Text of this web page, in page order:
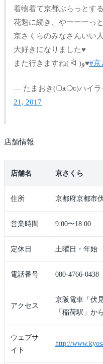
着物着て京都ぶらっとす
花魁に続き、やーーーっ
京さくらのみなさんいい人
大好きになりました♥
また行きますね( ᐛ )و♥#京
— たまおき(❍ᴥ❍ʋ)ハイラ
21, 2017
店舗情報
店舗名 京さくら
住所 京都府京都市
営業時間 9:00〜18:00
定休日 土曜日・年始
電話番号 080-4766-0438
アクセス
京阪電車「伏
「稲荷駅」か
ウェブサ
イト
http://